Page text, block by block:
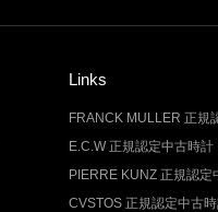
Links
FRANCK MULLER 正規
E.C.W 正規認定中古時計
PIERRE KUNZ 正規認定
CVSTOS 正規認定中古